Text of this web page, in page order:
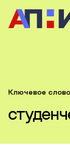
Ключевое слово